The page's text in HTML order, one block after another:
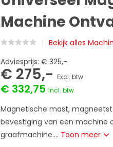
Machine
Bekijk alles
Adviesprijs:€ 325,-
€ 275,-Excl. btw
€ 332,75Incl. btw
Magnetische mast,
bevestiging van een machine
graafmachine.... Toon meer